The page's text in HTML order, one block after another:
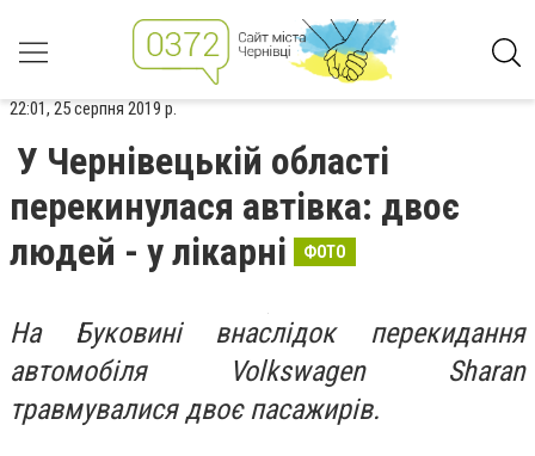
22:01, 25 серпня 2019 р.
У Чернівецькій області
перекинулася автівка: двоє
людей - у лікарні
ФОТО
На Буковині внаслідок перекидання
автомобіля Volkswagen Sharan
травмувалися двоє пасажирів.